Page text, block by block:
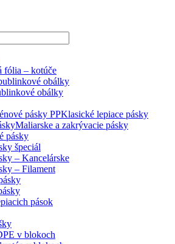
fólia – kotúče
obálky
obálky
pásky PPKlasické lepiace pásky
Maliarske a zakrývacie pásky
pásky
špeciál
– Kancelárske
– Filament
pások
v blokoch